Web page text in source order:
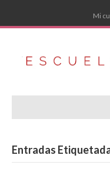
Mi
Entradas